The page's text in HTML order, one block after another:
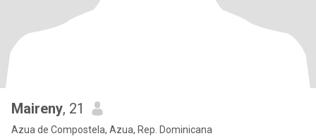
Maireny, 21
Azua de Compostela, Azua, Rep. Dominicana